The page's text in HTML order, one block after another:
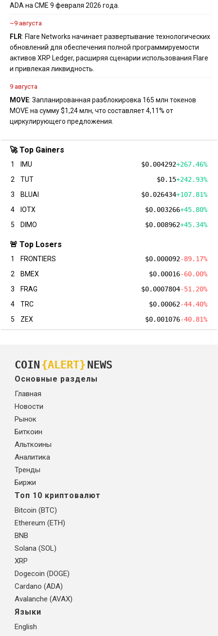
ADA на CME 9 февраля 2026 года.
~9 августа
FLR: Flare Networks начинает развертывание технологических
обновлений для обеспечения полной программируемости
активов XRP Ledger, расширяя сценарии использования Flare
и привлекая ликвидность.
9 августа
MOVE: Запланированная разблокировка 165 млн токенов
MOVE на сумму $1,24 млн, что составляет 4,11% от
циркулирующего предложения.
🚀 Top Gainers
1 IMU $0.004292+267.46%
2
TUT $0.15+242.93%
3
BLUAI $0.026434+107.81%
4
IOTX $0.003266+45.80%
5
DIMO $0.008962+45.34%
🚨 Top Losers
1 FRONTIERS $0.000092-89.17%
2
BMEX $0.00016-60.00%
3
FRAG $0.0007804-51.20%
4
TRC $0.00062-44.40%
5
ZEX $0.001076-40.81%
COIN {ALERT} NEWS
Основные разделы
Главная
Новости
Рынок
Биткоин
Альткоины
Аналитика
Тренды
Биржи
Топ 10 криптовалют
Bitcoin (BTC)
Ethereum (ETH)
BNB
Solana (SOL)
XRP
Dogecoin (DOGE)
Cardano (ADA)
Avalanche (AVAX)
Языки
English